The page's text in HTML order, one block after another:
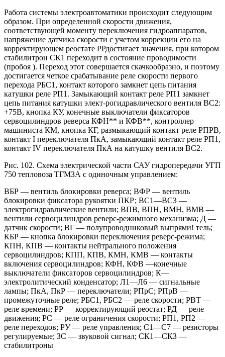
Работа системы электроавтоматики происходит следующим
образом. При определенной скорости движения,
соответствующей моменту переключения гидроаппаратов,
напряжение датчика скорости с учетом коррекции его на
корректирующем реостате РРдостигает значения, при котором
стабилитрон СК1 переходит в состояние проводимости
(пробоя ). Переход этот совершается скачкообразно, и поэтому
достигается четкое срабатывание реле скорости первого
перехода РБС1, контакт которого замкнет цепь питания
катушки реле РП1. Замыкающий контакт реле РП1 замкнет
цепь питания катушки элект-рогидравлического вентиля ВС2:
+75В, кнопка КУ, конечные выключатели фиксаторов
сервоцилиндров реверса КФН** и КФВ**, контроллер
машиниста КМ, кнопка КГ, размыкающий контакт реле РПРВ,
контакт I переключателя ПкА, замыкающий контакт реле РП1,
контакт IV переключателя ПкА на катушку вентиля ВС2.
Рис. 102. Схема электрической части САУ гидропередачи УГП
750 тепловоза ТГМЗА с одиночным управлением:
ВБР — вентиль блокировки реверса; ВФР — вентиль
блокировки фиксатора рукоятки ПКР; ВС1—ВСЗ —
электрогидравлические вентили; ВПВ, ВПН, ВМН, ВМВ —
вентили сервоцилиндров реверс-режимного механизма; Д —
датчик скорости; ВГ — полупроводниковый выпрями! тель;
КБР — кнопка блокировки переключения реверс-режима;
КПН, КПВ — контакты нейтрального положения
сервоцилиндров; КПП, КПВ, КМН, КМВ — контакты
включения сервоцилиндров; КФН, КФВ —конечные
выключатели фиксаторов сервоцилиндров; К—
электролитический конденсатор; Л1—Л6 — сигнальные
лампы; ПкА, ПкР — переключатели; РПрС; РПрВ —
промежуточные реле; РБС1, РБС2 — реле скорости; РВТ —
реле времени; РР — корректирующий реостат; РД — реле
движения; РС — реле ограничения скорости; РП1, РП2 —
реле переходов; РУ — реле управления; С1—С7 — резисторы
регулируемые; ЗС — звуковой сигнал; СК1—СКЗ —
стабилитроны